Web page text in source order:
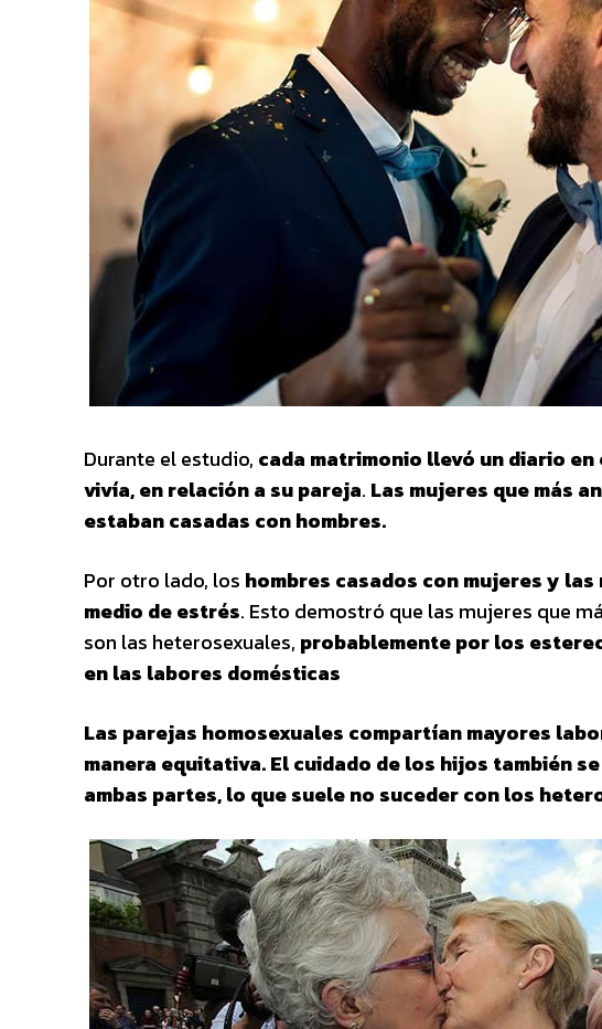
Durante el estudio, cada matrimonio llevó un diario
vivía, en relación a su pareja. Las mujeres que más
estaban casadas con hombres.
Por otro lado, los hombres casados con mujeres y
medio de estrés. Esto demostró que las mujeres que
son las heterosexuales, probablemente por los
en las labores domésticas
Las parejas homosexuales compartían mayores
manera equitativa. El cuidado de los hijos también
ambas partes, lo que suele no suceder con los